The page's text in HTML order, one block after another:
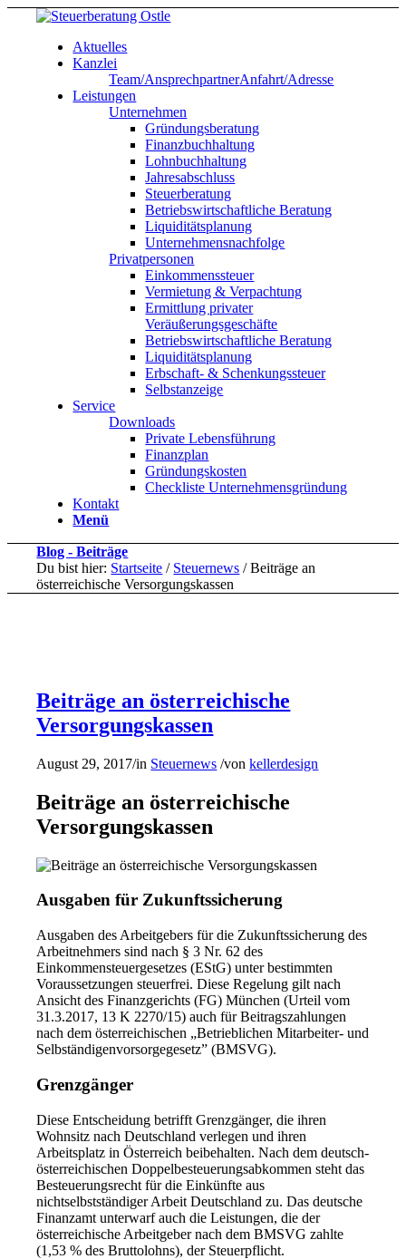
Aktuelles
Kanzlei
Team/AnsprechpartnerAnfahrt/Adresse
Leistungen
Unternehmen
Gründungsberatung
Finanzbuchhaltung
Lohnbuchhaltung
Jahresabschluss
Steuerberatung
Betriebswirtschaftliche Beratung
Liquiditätsplanung
Unternehmensnachfolge
Privatpersonen
Einkommenssteuer
Vermietung & Verpachtung
Ermittlung privater
Veräußerungsgeschäfte
Betriebswirtschaftliche Beratung
Liquiditätsplanung
Erbschaft- & Schenkungssteuer
Selbstanzeige
Service
Downloads
Private Lebensführung
Finanzplan
Gründungskosten
Checkliste Unternehmensgründung
Kontakt
Menü
Blog - Beiträge
Du bist hier: Startseite / Steuernews / Beiträge an
österreichische Versorgungskassen
Beiträge an österreichische
Versorgungskassen
August 29, 2017/in Steuernews /vonkellerdesign
Beiträge an österreichische
Versorgungskassen
Ausgaben für Zukunftssicherung
Ausgaben des Arbeitgebers für die Zukunftssicherung des
Arbeitnehmers sind nach § 3 Nr. 62 des
Einkommensteuergesetzes (EStG) unter bestimmten
Voraussetzungen steuerfrei. Diese Regelung gilt nach
Ansicht des Finanzgerichts (FG) München (Urteil vom
31.3.2017, 13 K 2270/15) auch für Beitragszahlungen
nach dem österreichischen „Betrieblichen Mitarbeiter- und
Selbständigenvorsorgegesetz” (BMSVG).
Grenzgänger
Diese Entscheidung betrifft Grenzgänger, die ihren
Wohnsitz nach Deutschland verlegen und ihren
Arbeitsplatz in Österreich beibehalten. Nach dem deutsch-
österreichischen Doppelbesteuerungsabkommen steht das
Besteuerungsrecht für die Einkünfte aus
nichtselbstständiger Arbeit Deutschland zu. Das deutsche
Finanzamt unterwarf auch die Leistungen, die der
österreichische Arbeitgeber nach dem BMSVG zahlte
(1,53 % des Bruttolohns), der Steuerpflicht.